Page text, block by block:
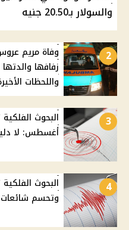
والسولار بـ20.50 جنيه
2
وفاة مريم
زفافها
واللحظات
3
أغسطس: لا
4
البحوث
وتحسم شائعات